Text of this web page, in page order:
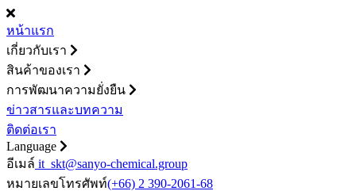
หน้าแรก
เกี่ยวกับเรา
สินค้าของเรา
การพัฒนาความยั่งยืน
ข่าวสารและบทความ
ติดต่อเรา
Language
อีเมล์ it_skt@sanyo-chemical.group
หมายเลขโทรศัพท์(+66) 2 390-2061-68